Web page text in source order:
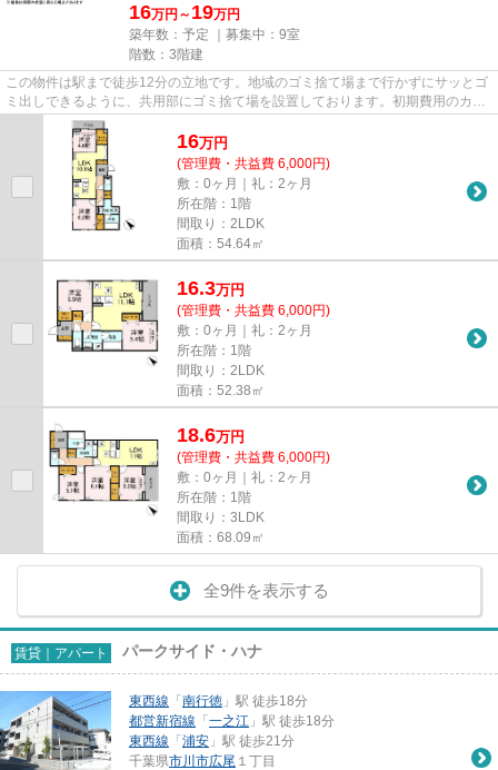
16万円～ 19万円
築年数：予定 ｜募集中： 9室
階数：3階建
この物件は駅まで徒歩12分の立地です。地域のゴミ捨て場まで行かずにサッとゴ
ミ出しできるように、共用部にゴミ捨て場を設置しております。初期費用のカー
ド決済ができます。利用可能...
16万円
(管理費・共益費 6,000円)
敷：0ヶ月｜礼：2ヶ月
所在階：1階
間取り：2LDK
面積：54.64㎡
16.3万円
(管理費・共益費 6,000円)
敷：0ヶ月｜礼：2ヶ月
所在階：1階
間取り：2LDK
面積：52.38㎡
18.6万円
(管理費・共益費 6,000円)
敷：0ヶ月｜礼：2ヶ月
所在階：1階
間取り：3LDK
面積：68.09㎡
全9件を表示する
賃貸｜アパート パークサイド・ハナ
東西線 「 南行徳 」駅 徒歩18分
都営新宿線 「 一之江 」駅 徒歩18分
東西線 「 浦安 」駅 徒歩21分
千葉県市川市広尾 １丁目